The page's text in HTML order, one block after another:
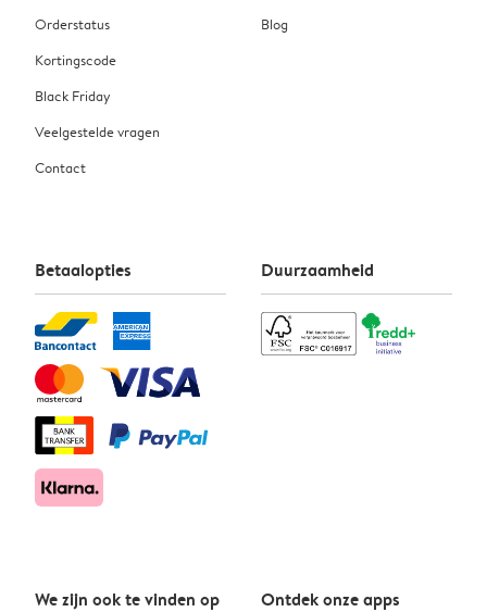
Orderstatus
Kortingscode
Black Friday
Veelgestelde vragen
Contact
Blog
Betaalopties Duurzaamheid
We zijn ook te vinden op Ontdek onze apps